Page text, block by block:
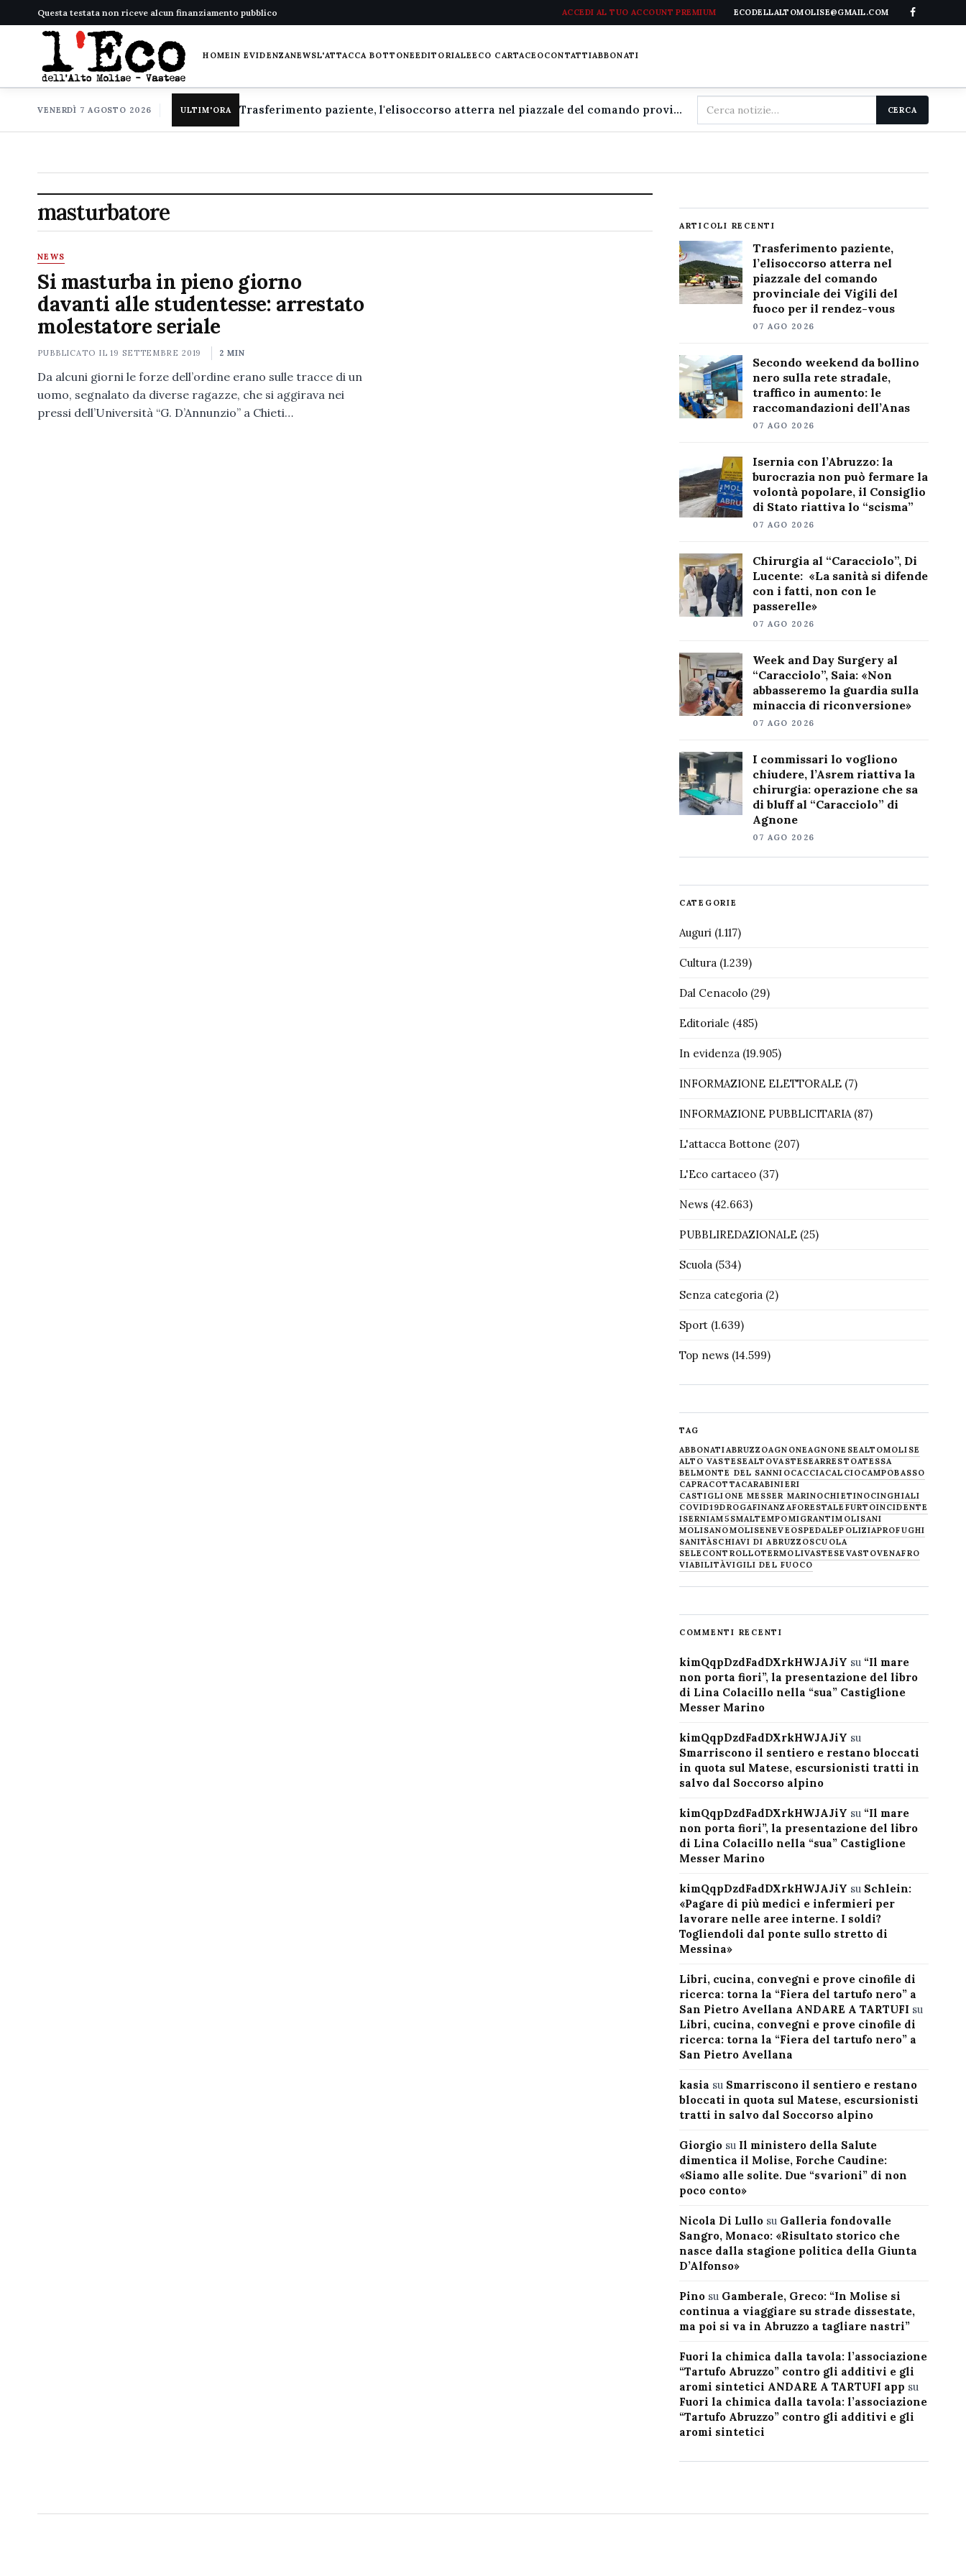
Questa testata non riceve alcun finanziamento pubblico ACCEDI AL TUO ACCOUNT PREMIUM ECODELLALTOMOLISE@GMAIL.COM
HOMEIN EVIDENZANEWSL'ATTACCA BOTTONEEDITORIALEECO CARTACEOCONTATTIABBONATI
VENERDÌ 7 AGOSTO 2026 ULTIM'ORA Trasferimento paziente, l'elisoccorso atterra nel piazzale del comando provinciale dei Vigili del fuoco per il rendez-vous
Cerca
nel
CERCA
masturbatore
NEWS
Si masturba in pieno giorno
davanti alle studentesse: arrestato
molestatore seriale
PUBBLICATO IL19 SETTEMBRE 2019 2 MIN
Da alcuni giorni le forze dell’ordine erano sulle tracce di un
uomo, segnalato da diverse ragazze, che si aggirava nei
pressi dell’Università “G. D’Annunzio” a Chieti…
ARTICOLI RECENTI
Trasferimento paziente,
l’elisoccorso atterra nel
piazzale del comando
provinciale dei Vigili del
fuoco per il rendez-vous
07 AGO 2026
Secondo weekend da bollino
nero sulla rete stradale,
traffico in aumento: le
raccomandazioni dell’Anas
07 AGO 2026
Isernia con l’Abruzzo: la
burocrazia non può fermare la
volontà popolare, il Consiglio
di Stato riattiva lo “scisma”
07 AGO 2026
Chirurgia al “Caracciolo”, Di
Lucente: «La sanità si difende
con i fatti, non con le
passerelle»
07 AGO 2026
Week and Day Surgery al
“Caracciolo”, Saia: «Non
abbasseremo la guardia sulla
minaccia di riconversione»
07 AGO 2026
I commissari lo vogliono
chiudere, l’Asrem riattiva la
chirurgia: operazione che sa
di bluff al “Caracciolo” di
Agnone
07 AGO 2026
CATEGORIE
Auguri(1.117)
Cultura(1.239)
Dal Cenacolo(29)
Editoriale (485)
In evidenza(19.905)
INFORMAZIONE ELETTORALE(7)
INFORMAZIONE PUBBLICITARIA(87)
L'attacca Bottone (207)
L'Eco cartaceo(37)
News(42.663)
PUBBLIREDAZIONALE(25)
Scuola(534)
Senza categoria(2)
Sport(1.639)
Top news(14.599)
TAG
ABBONATIABRUZZOAGNONEAGNONESEALTOMOLISE
ALTO VASTESEALTOVASTESEARRESTOATESSA
BELMONTE DEL SANNIOCACCIACALCIOCAMPOBASSO
CAPRACOTTACARABINIERI
CASTIGLIONE MESSER MARINOCHIETINOCINGHIALI
COVID19DROGAFINANZAFORESTALE FURTOINCIDENTE
ISERNIAM5SMALTEMPOMIGRANTIMOLISANI
MOLISANOMOLISENEVE OSPEDALEPOLIZIAPROFUGHI
SANITÀSCHIAVI DI ABRUZZOSCUOLA
SELECONTROLLOTERMOLIVASTESE VASTOVENAFRO
VIABILITÀVIGILI DEL FUOCO
COMMENTI RECENTI
kimQqpDzdFadDXrkHWJAJiY su “Il mare
non porta fiori”, la presentazione del libro
di Lina Colacillo nella “sua” Castiglione
Messer Marino
kimQqpDzdFadDXrkHWJAJiY su
Smarriscono il sentiero e restano bloccati
in quota sul Matese, escursionisti tratti in
salvo dal Soccorso alpino
kimQqpDzdFadDXrkHWJAJiY su “Il mare
non porta fiori”, la presentazione del libro
di Lina Colacillo nella “sua” Castiglione
Messer Marino
kimQqpDzdFadDXrkHWJAJiY su Schlein:
«Pagare di più medici e infermieri per
lavorare nelle aree interne. I soldi?
Togliendoli dal ponte sullo stretto di
Messina»
Libri, cucina, convegni e prove cinofile di
ricerca: torna la “Fiera del tartufo nero” a
San Pietro Avellana ANDARE A TARTUFI su
Libri, cucina, convegni e prove cinofile di
ricerca: torna la “Fiera del tartufo nero” a
San Pietro Avellana
kasia su Smarriscono il sentiero e restano
bloccati in quota sul Matese, escursionisti
tratti in salvo dal Soccorso alpino
Giorgiosu Il ministero della Salute
dimentica il Molise, Forche Caudine:
«Siamo alle solite. Due “svarioni” di non
poco conto»
Nicola Di Lullosu Galleria fondovalle
Sangro, Monaco: «Risultato storico che
nasce dalla stagione politica della Giunta
D’Alfonso»
Pinosu Gamberale, Greco: “In Molise si
continua a viaggiare su strade dissestate,
ma poi si va in Abruzzo a tagliare nastri”
Fuori la chimica dalla tavola: l’associazione
“Tartufo Abruzzo” contro gli additivi e gli
aromi sintetici ANDARE A TARTUFI app su
Fuori la chimica dalla tavola: l’associazione
“Tartufo Abruzzo” contro gli additivi e gli
aromi sintetici